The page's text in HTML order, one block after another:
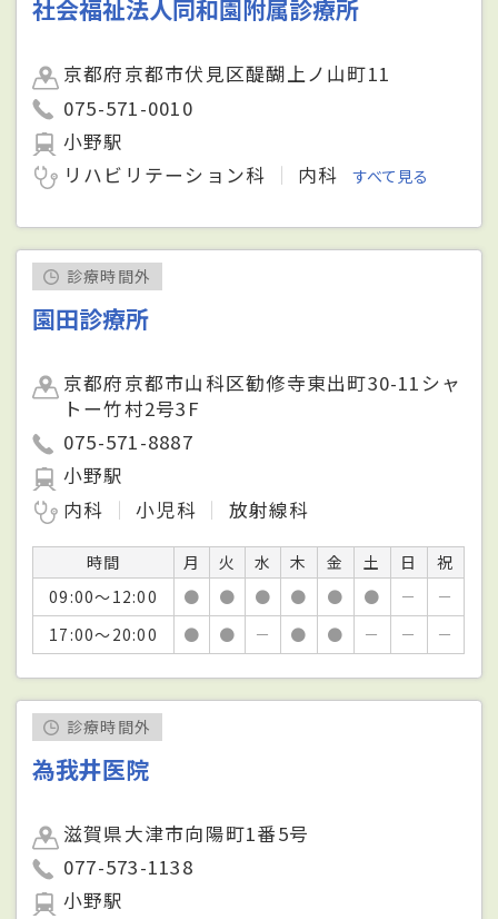
社会福祉法人同和園附属診療所
京都府京都市伏見区醍醐上ノ山町11
075-571-0010
小野駅
リハビリテーション科
内科 すべて見る
診療時間外
園田診療所
京都府京都市山科区勧修寺東出町30-11シャ
トー竹村2号3F
075-571-8887
小野駅
内科
小児科 放射線科
時間 月 火 水 木 金 土 日
祝
09:00～12:00
● ● ● ● ● ● －
－
17:00～20:00
● ● － ● ● － － －
診療時間外
為我井医院
滋賀県大津市向陽町1番5号
077-573-1138
小野駅